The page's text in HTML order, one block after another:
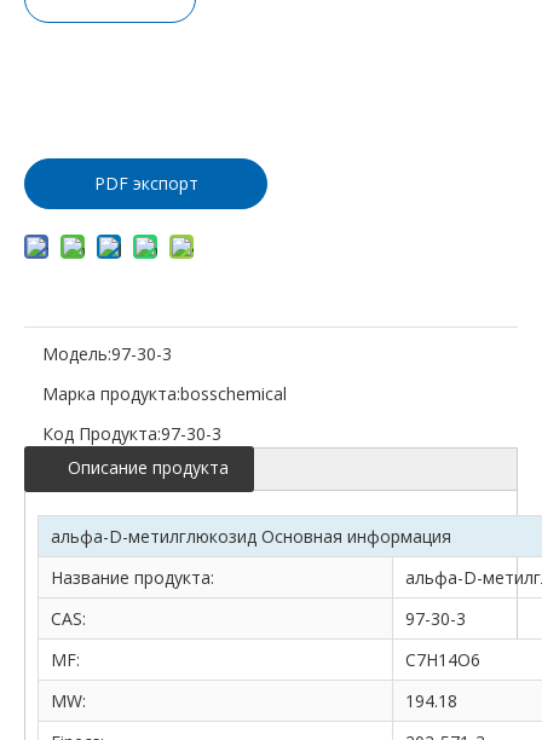
PDF экспорт
Модель:97-30-3
Марка продукта:bosschemical
Код Продукта:97-30-3
Описание продукта
альфа-D-метилглюкозид Основная информация
Название продукта:
альфа-D-
CAS:
97-30-3
MF:
C7H14O6
MW:
194.18